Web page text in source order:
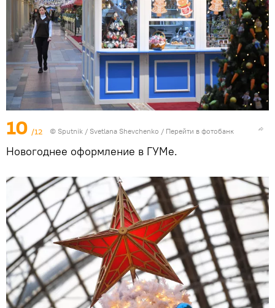
10 /12 © Sputnik / Svetlana Shevchenko / Перейти в фотобанк
Новогоднее оформление в ГУМе.